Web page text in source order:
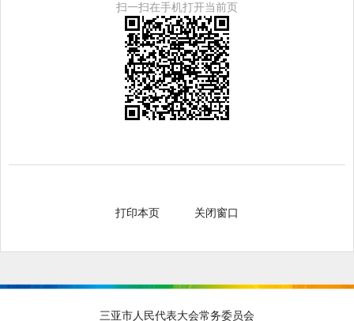
扫一扫在手机打开当前页
打印本页 关闭窗口
三亚市人民代表大会常务委员会